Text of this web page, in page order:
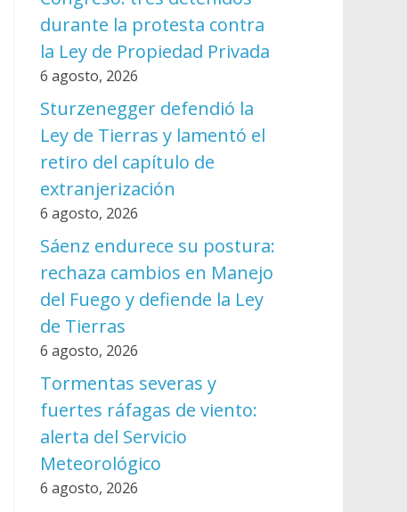
durante la protesta contra
la Ley de Propiedad Privada
6 agosto, 2026
Sturzenegger defendió la
Ley de Tierras y lamentó el
retiro del capítulo de
extranjerización
6 agosto, 2026
Sáenz endurece su postura:
rechaza cambios en Manejo
del Fuego y defiende la Ley
de Tierras
6 agosto, 2026
Tormentas severas y
fuertes ráfagas de viento:
alerta del Servicio
Meteorológico
6 agosto, 2026